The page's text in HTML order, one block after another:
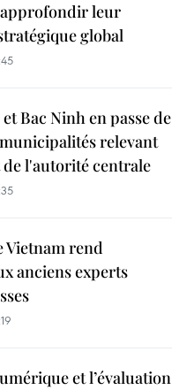
leur
global
Bac Ninh en passe de
relevant
l'autorité centrale
Vietnam rend
anciens experts
et l’évaluation